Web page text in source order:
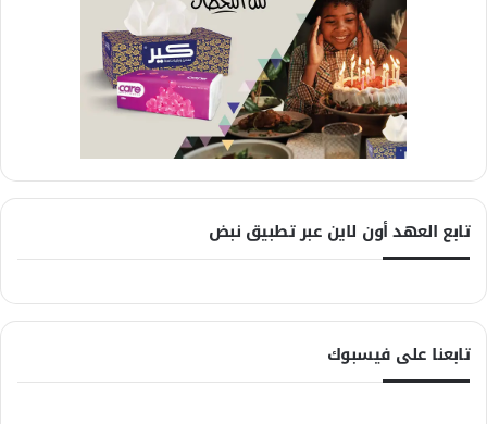
تابع العهد أون لاين عبر تطبيق نبض
تابعنا على فيسبوك